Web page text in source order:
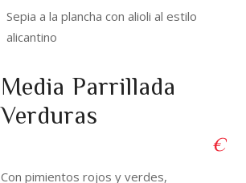
Sepia a la plancha con alioli al estilo
alicantino
Media Parrillada
Verduras
€
Con pimientos rojos y verdes,